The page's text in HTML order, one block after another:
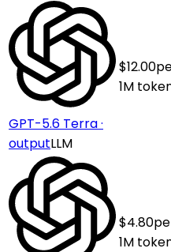
GPT-5.6 Terra ·
outputLLM
$12.00
1M
$4.80
1M